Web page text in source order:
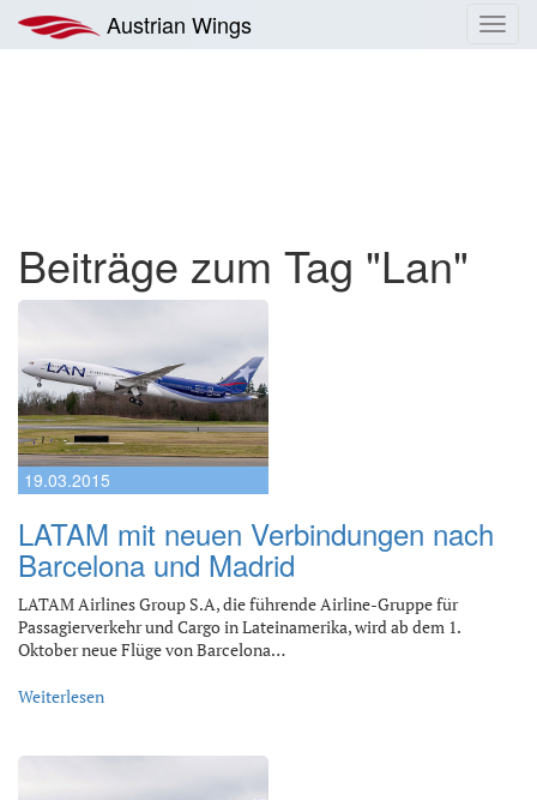
Inhalt
springen
Austrian Wings
Beiträge zum Tag "Lan"
19.03.2015
LATAM mit neuen Verbindungen nach
Barcelona und Madrid
LATAM Airlines Group S.A, die führende Airline-Gruppe für
Passagierverkehr und Cargo in Lateinamerika, wird ab dem 1.
Oktober neue Flüge von Barcelona…
Weiterlesen